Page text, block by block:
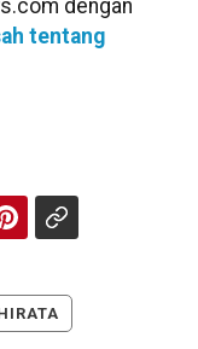
dengan
tentang